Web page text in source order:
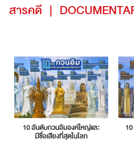
สารคดี |
10 อันดับกวนอิมองค์ใหญ่และ
มีชื่อเสียงที่สุดในโลก